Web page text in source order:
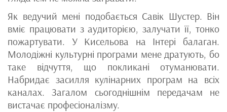
Як ведучий мені подобається Савік Шустер. Він
вміє працювати з аудиторією, залучати її, тонко
пожартувати. У Кисельова на Інтері балаган.
Молодіжні культурні програми мене дратують, бо
таке відчуття, що покликані отуманювати.
Набридає засилля кулінарних програм на всіх
каналах. Загалом сьогоднішнім передачам не
вистачає професіоналізму.